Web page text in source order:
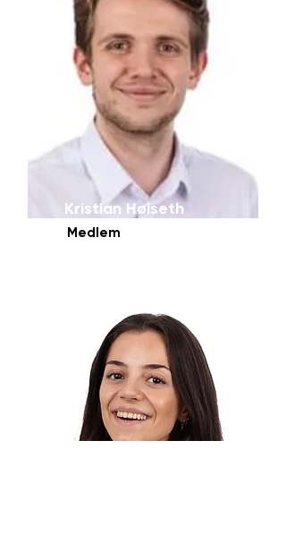
Kristian Høiseth
Medlem